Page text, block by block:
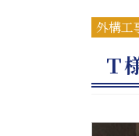
外構工
Ｔ